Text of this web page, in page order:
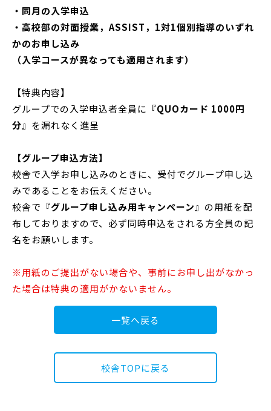
・同月の入学申込
・高校部の対面授業，ASSIST，1対1個別指導のいずれ
かのお申し込み
（入学コースが異なっても適用されます）
【特典内容】
グループでの入学申込者全員に 『QUOカード 1000円
分』 を漏れなく進呈
【グループ申込方法】
校舎で入学お申し込みのときに、受付でグループ申し込
みであることをお伝えください。
校舎で 『グループ申し込み用キャンペーン』 の用紙を配
布しておりますので、必ず同時申込をされる方全員の記
名をお願いします。
※用紙のご提出がない場合や、事前にお申し出がなかっ
た場合は特典の適用がかないません。
一覧へ戻る
校舎TOPに戻る